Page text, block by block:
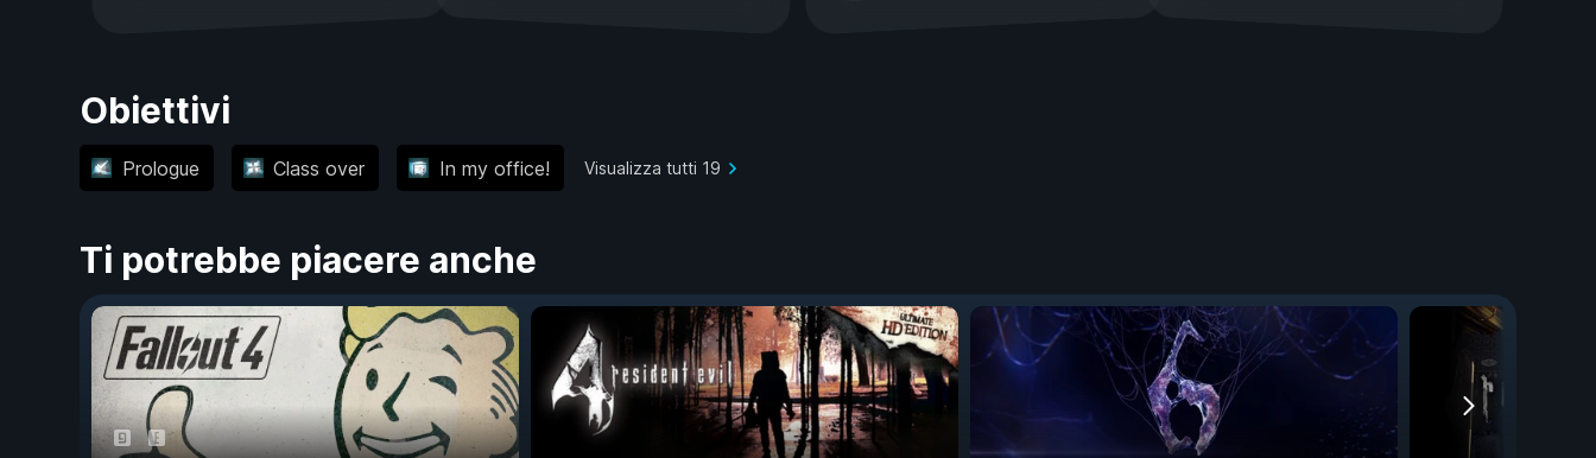
Obiettivi
Prologue Class over In my office! Visualizza tutti 19
Ti potrebbe piacere anche